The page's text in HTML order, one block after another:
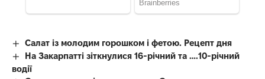
Салат із молодим горошком і фетою. Рецепт дня
На Закарпатті зіткнулися 16-річний та ….10-річний
водії